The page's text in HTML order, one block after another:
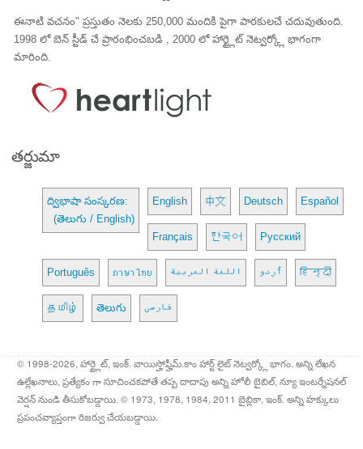
ఈనాటి వచనం" ప్రస్తుతం నెలకు 250,000 మందికి పైగా పాఠకులచే చదువుతుంది.
1998 లో బెన్ స్టీడ్ చే ప్రారంభించబడి , 2000 లో హార్ట్లైట్ నెట్వర్క్లో భాగంగా
మారింది.
తర్జుమా
ద్విభాషా సంస్కరణ:
(తెలుగు / English)
English 中文 Deutsch Español
Français 한국어 Русский
Português ภาษาไทย اللغة العربية اُردو हिन्दी
தமிழ் తెలుగు فارسی
© 1998-2026, హార్ట్లైట్, ఇంక్. వాయిస్హోఫ్హీమ్.కాం హార్ట్ లైట్ నెట్వర్క్లో భాగం. అన్ని లేఖన
ఉల్లేఖనాలు, ప్రత్యేకం గా సూచించకపోతే తప్ప దాదాపు అన్ని హోలీ బైబిల్, న్యూ ఇంటర్నేషనల్
వెర్షన్ నుండి తీసుకోబడ్డాయి. © 1973, 1978, 1984, 2011 బైబ్లికా, ఇంక్. అన్ని హక్కులు
ప్రపంచవ్యాప్తంగా రిజర్వు చేయబడ్డాయి.